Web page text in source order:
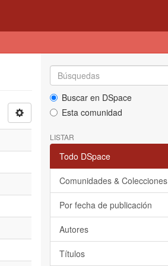
Buscar en DSpace
Esta comunidad
LISTAR
Todo DSpace
Comunidades & Colecciones
Por fecha de publicación
Autores
Títulos